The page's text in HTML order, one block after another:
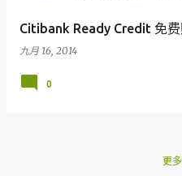
Citibank Ready Credit 免
九月 16, 2014
0
更